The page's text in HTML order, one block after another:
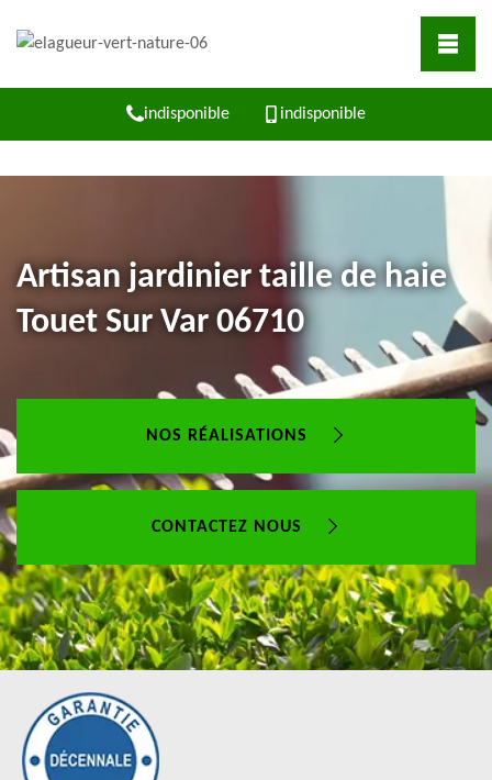
indisponible indisponible
Artisan jardinier taille de haie
Touet Sur Var 06710
NOS RÉALISATIONS
CONTACTEZ NOUS